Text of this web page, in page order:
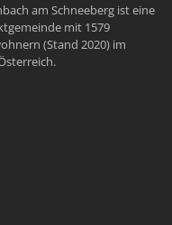
am Schneeberg ist eine
mit 1579
(Stand 2020) im